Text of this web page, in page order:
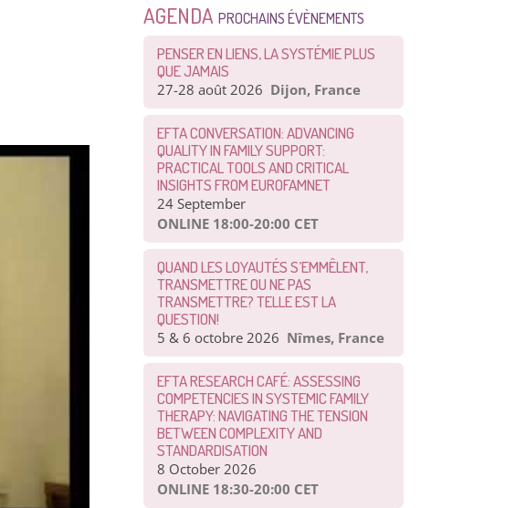
AGENDA PROCHAINS ÉVÈNEMENTS
PENSER EN LIENS, LA SYSTÉMIE PLUS
QUE JAMAIS
27-28 août 2026 Dijon, France
EFTA CONVERSATION: ADVANCING
QUALITY IN FAMILY SUPPORT:
PRACTICAL TOOLS AND CRITICAL
INSIGHTS FROM EUROFAMNET
24 September
ONLINE 18:00-20:00 CET
QUAND LES LOYAUTÉS S’EMMÊLENT,
TRANSMETTRE OU NE PAS
TRANSMETTRE? TELLE EST LA
QUESTION!
5 & 6 octobre 2026 Nîmes, France
EFTA RESEARCH CAFÉ: ASSESSING
COMPETENCIES IN SYSTEMIC FAMILY
THERAPY: NAVIGATING THE TENSION
BETWEEN COMPLEXITY AND
STANDARDISATION
8 October 2026
ONLINE 18:30-20:00 CET